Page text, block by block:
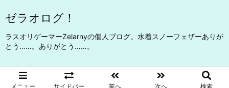
ゼラオログ！
ラスオリゲーマーZelarnyの個人ブログ。水着スノーフェザーありが
とう……。ありがとう……。
メニュー サイドバー 前へ 次へ 検索